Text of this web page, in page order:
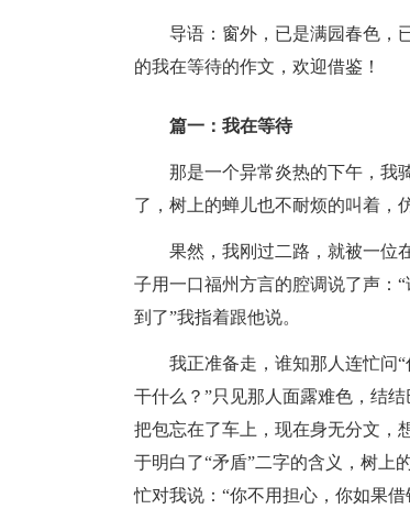
导语：窗外，已是满园春色，
的我在等待的作文，欢迎借鉴！
篇一：我在等待
那是一个异常炎热的下午，我
了，树上的蝉儿也不耐烦的叫着，
果然，我刚过二路，就被一位
子用一口福州方言的腔调说了声：
到了”我指着跟他说。
我正准备走，谁知那人连忙问
干什么？”只见那人面露难色，结
把包忘在了车上，现在身无分文，
于明白了“矛盾”二字的含义，树上
忙对我说：“你不用担心，你如果